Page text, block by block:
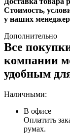
Стоимость,
у наших
Дополнительно
Все
компании
удобным
Наличными:
В офисе
Оплатить
румах.